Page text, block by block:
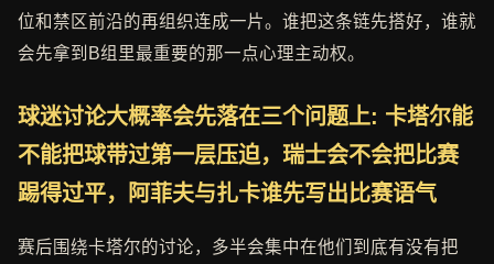
位和禁区前沿的再组织连成一片。谁把这条链先搭好，谁就
会先拿到B组里最重要的那一点心理主动权。
球迷讨论大概率会先落在三个问题上: 卡塔尔能
不能把球带过第一层压迫，瑞士会不会把比赛
踢得过平，阿菲夫与扎卡谁先写出比赛语气
赛后围绕卡塔尔的讨论，多半会集中在他们到底有没有把